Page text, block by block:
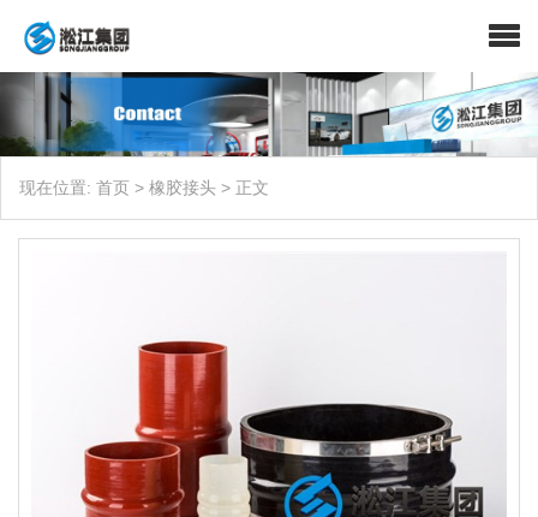
现在位置: 首页 > 橡胶接头 > 正文